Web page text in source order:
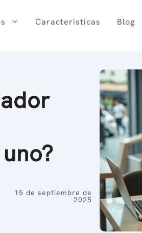
Caracteristicas Blog
15 de septiembre de
2025